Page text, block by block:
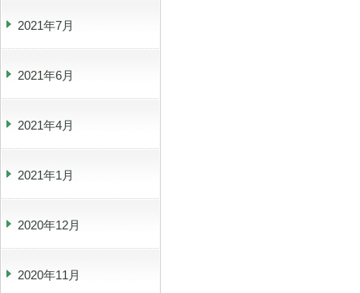
2021年7月
2021年6月
2021年4月
2021年1月
2020年12月
2020年11月